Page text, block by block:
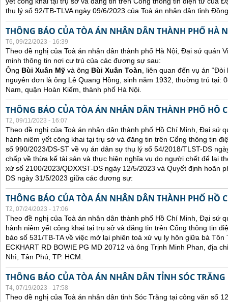
thụ lý số 92/TB-TLVA ngày 09/6/2023 của Toà án nhân dân tỉnh
THÔNG BÁO CỦA TÒA ÁN NHÂN DÂN THÀNH PHỐ HÀ
T6, 09/22/2023 - 16:39
Theo đề nghị của Toà án nhân dân thành phố Hà Nội, Đại sứ quán
minh thông tin nơi cư trú của các đương sự sau:
Ông Bùi Xuân Mỹ và ông Bùi Xuân Toàn , liên quan đến vụ án
nguyên đơn là ông Lê Quang Hồng, sinh năm 1932, thường trú tại:
Nam, quận Hoàn Kiếm, thành phố Hà Nội.
THÔNG BÁO CỦA TÒA ÁN NHÂN DÂN THÀNH PHỐ HÔ
T2, 09/11/2023 - 16:07
Theo đề nghị của Toà án nhân dân thành phố Hồ Chí Minh, Đại sứ
hành niêm yết công khai tại trụ sở và đăng tin trên Cổng thông tin
số 990/2023/DS-ST về vụ án dân sự thụ lý số 54/2018/TLST-DS
chấp về thừa kế tài sản và thực hiện nghĩa vụ do người chết để lại
xử số 2100/2023/QĐXXST-DS ngày 12/5/2023 và Quyết định hoãn
DS ngày 31/5/2023 giữa các đương sự:
THÔNG BÁO CỦA TÒA ÁN NHÂN DÂN THÀNH PHỐ HỒ
T2, 07/24/2023 - 17:06
Theo đề nghị của Toà án nhân dân thành phố Hồ Chí Minh, Đại sứ
hành niêm yết công khai tại trụ sở và đăng tin trên Cổng thông tin
báo số 531/TB-TA về việc mở lại phiên toà xử vụ ly hôn giữa bà Tôn
ECKHART RD BOWIE PG MD 20712 và ông Trịnh Minh Phan, địa
Nhì, Tân Phú, TP. HCM.
THÔNG BÁO CỦA TÒA ÁN NHÂN DÂN TỈNH SÓC TRĂNG
T4, 07/19/2023 - 17:58
Theo đề nghị của Toà án nhân dân tỉnh Sóc Trăng tại công văn số